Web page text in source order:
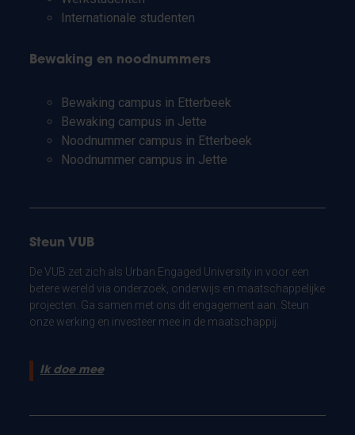
Internationale studenten
Bewaking en noodnummers
Bewaking campus in Etterbeek
Bewaking campus in Jette
Noodnummer campus in Etterbeek
Noodnummer campus in Jette
Steun VUB
De VUB zet zich als Urban Engaged University in voor een
betere wereld via onderzoek, onderwijs en maatschappelijke
projecten. Ga samen met ons dit engagement aan. Steun
onze werking en investeer mee in de maatschappij.
Ik doe mee